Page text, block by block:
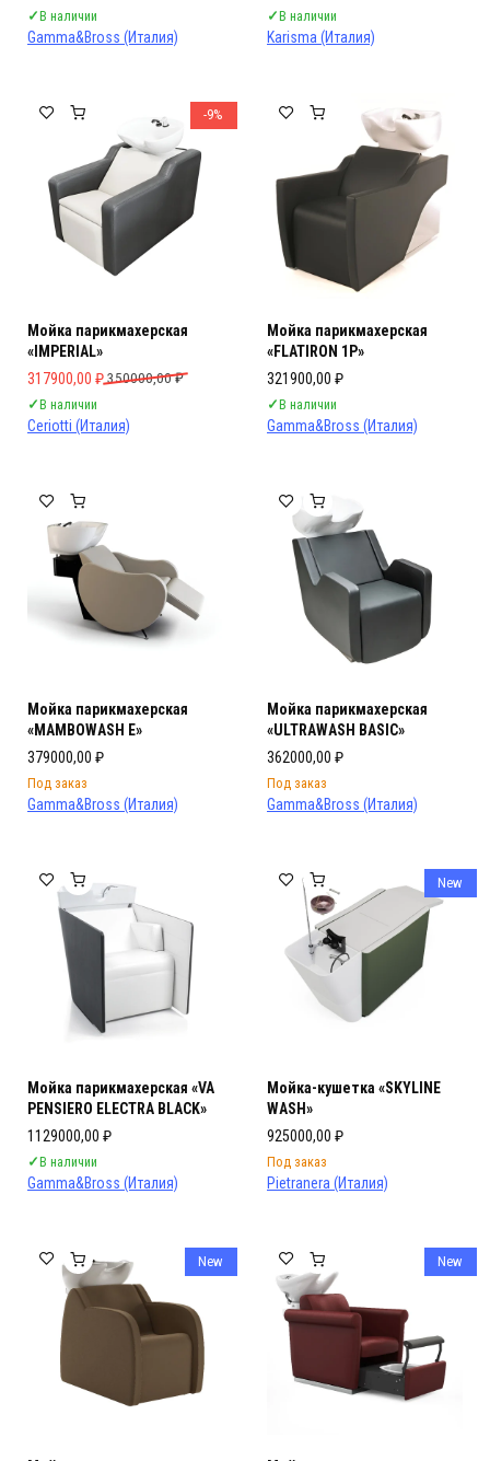
✓В наличии
Gamma&Bross (Италия)
✓В наличии
Karisma (Италия)
-9%
Мойка парикмахерская
«IMPERIAL»
350000,00₽
Первоначальная цена составляла 350000,00 ₽.
317900,00 ₽
Текущая цена: 317900,00 ₽.
✓В наличии
Ceriotti (Италия)
Мойка парикмахерская
«FLATIRON 1P»
321900,00 ₽
✓В наличии
Gamma&Bross (Италия)
Мойка парикмахерская
«MAMBOWASH E»
379000,00 ₽
Под заказ
Gamma&Bross (Италия)
Мойка парикмахерская
«ULTRAWASH BASIC»
362000,00 ₽
Под заказ
Gamma&Bross (Италия)
Мойка парикмахерская «VA
PENSIERO ELECTRA BLACK»
1129000,00 ₽
✓В наличии
Gamma&Bross (Италия)
New
Мойка-кушетка «SKYLINE
WASH»
925000,00 ₽
Под заказ
Pietranera (Италия)
New New